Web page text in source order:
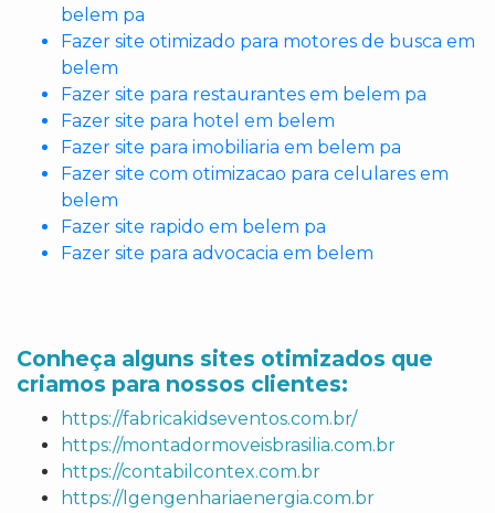
belem pa
Fazer site otimizado para motores de busca em
belem
Fazer site para restaurantes em belem pa
Fazer site para hotel em belem
Fazer site para imobiliaria em belem pa
Fazer site com otimizacao para celulares em
belem
Fazer site rapido em belem pa
Fazer site para advocacia em belem
Conheça alguns sites otimizados que
criamos para nossos clientes:
https://fabricakidseventos.com.br/
https://montadormoveisbrasilia.com.br
https://contabilcontex.com.br
https://lgengenhariaenergia.com.br